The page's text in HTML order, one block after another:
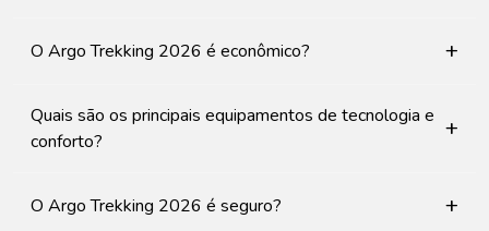
O Argo Trekking 2026 é econômico? +
Quais são os principais equipamentos de tecnologia e
conforto?
+
O Argo Trekking 2026 é seguro? +